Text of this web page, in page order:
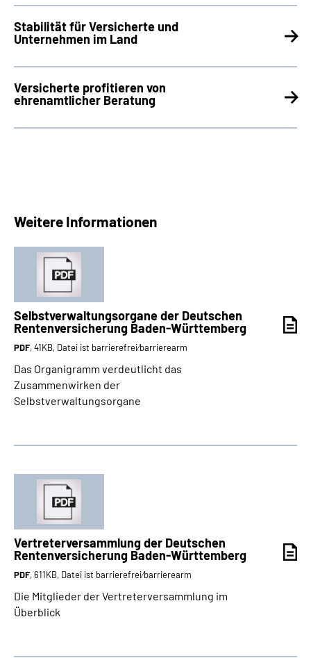
Stabilität für Versicherte und
Unternehmen im Land
Versicherte profitieren von
ehrenamtlicher Beratung
Weitere Informationen
Selbstverwaltungsorgane der Deutschen
Rentenversicherung Baden-Württemberg
PDF, 41KB, Datei ist barrierefrei⁄barrierearm
Das Organigramm verdeutlicht das
Zusammenwirken der
Selbstverwaltungsorgane
Vertreterversammlung der Deutschen
Rentenversicherung Baden-Württemberg
PDF, 611KB, Datei ist barrierefrei⁄barrierearm
Die Mitglieder der Vertreterversammlung im
Überblick